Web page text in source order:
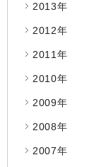
2013年
2012年
2011年
2010年
2009年
2008年
2007年